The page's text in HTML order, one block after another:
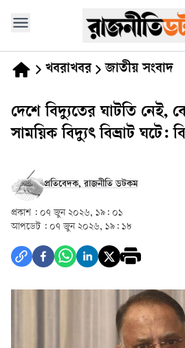
খবরাখবর জাতীয় সংবাদ
দেশে বিদ্যুতের ঘাটতি নেই,
সাময়িক বিদ্যুৎ বিভ্রাট ঘটে:
প্রতিবেদক, রাজনীতি ডটকম
প্রকাশ : ০৭ জুন ২০২৬, ১৯: ০১
আপডেট : ০৭ জুন ২০২৬, ১৯: ১৮